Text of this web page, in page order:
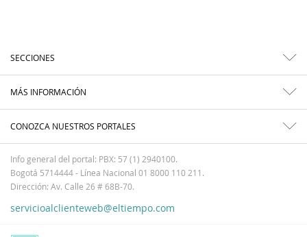
SECCIONES
MÁS INFORMACIÓN
CONOZCA NUESTROS PORTALES
Info general del portal: PBX: 57 (1) 2940100.
Bogotá 5714444 - Línea Nacional 01 8000 110 211.
Dirección: Av. Calle 26 # 68B-70.
servicioalclienteweb@eltiempo.com